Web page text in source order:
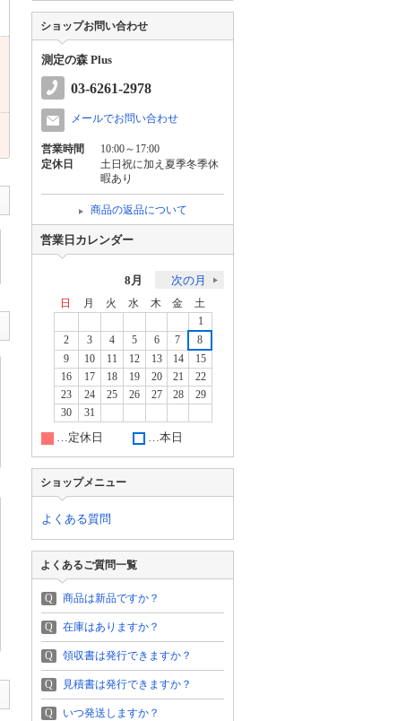
ショップお問い合わせ
測定の森 Plus
03-6261-2978
メールでお問い合わせ
営業時間
10:00～17:00
定休日
土日祝に加え夏季冬季休
暇あり
商品の返品について
営業日カレンダー
8月 次の月
日 月 火 水 木 金
土
1
2
3 4 5 6 7
8
9
10 11 12 13 14
15
16
17 18 19 20 21
22
23
24 25 26 27 28
29
30
31
…定休日 …本日
ショップメニュー
よくある質問
よくあるご質問一覧
Q 商品は新品ですか？
Q 在庫はありますか？
Q 領収書は発行できますか？
Q 見積書は発行できますか？
Q いつ発送しますか？